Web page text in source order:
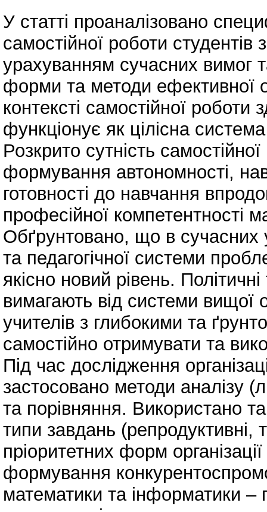
У статті проаналізовано
самостійної роботи
урахуванням сучасних вимог
форми та методи ефективної
контексті самостійної роботи
функціонує як цілісна
Розкрито сутність
формування автономності,
готовності до навчання
професійної компетентності
Обґрунтовано, що в сучасних
та педагогічної системи
якісно новий рівень.
вимагають від системи вищої
учителів з глибокими та
самостійно отримувати та
Під час дослідження
застосовано методи аналізу
та порівняння. Використано
типи завдань (репродуктивні,
пріоритетних форм
формування
математики та інформатики –